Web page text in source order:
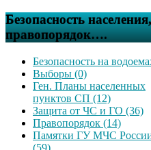
Безопасность населения,
правопорядок….
Безопасность на
Выборы (0)
Ген. Планы населенных
пунктов СП (12)
Защита от ЧС и ГО (36)
Правопорядок (14)
Памятки ГУ МЧС
(59)